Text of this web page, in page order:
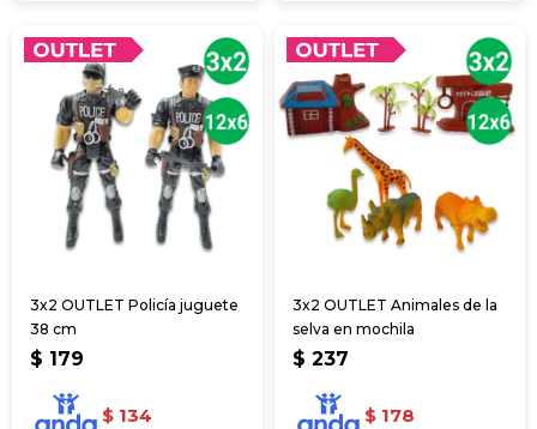
3x2 OUTLET Policía juguete
38 cm
$ 179
$ 134
3x2 OUTLET Animales de la
selva en mochila
$ 237
$ 178